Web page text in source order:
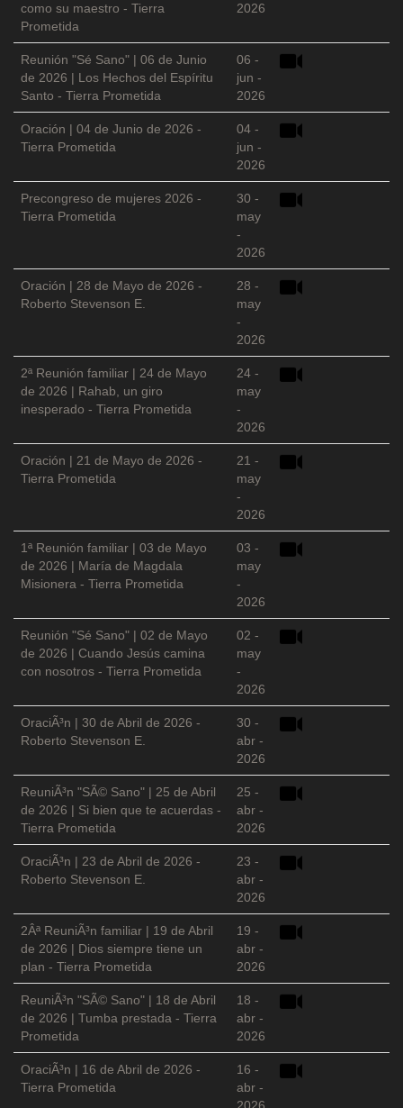
como su maestro - Tierra
Prometida
2026
Reunión "Sé Sano" | 06 de Junio
de 2026 | Los Hechos del Espíritu
Santo - Tierra Prometida
06 -
jun -
2026
Oración | 04 de Junio de 2026 -
Tierra Prometida
04 -
jun -
2026
Precongreso de mujeres 2026 -
Tierra Prometida
30 -
may
-
2026
Oración | 28 de Mayo de 2026 -
Roberto Stevenson E.
28 -
may
-
2026
2ª Reunión familiar | 24 de Mayo
de 2026 | Rahab, un giro
inesperado - Tierra Prometida
24 -
may
-
2026
Oración | 21 de Mayo de 2026 -
Tierra Prometida
21 -
may
-
2026
1ª Reunión familiar | 03 de Mayo
de 2026 | María de Magdala
Misionera - Tierra Prometida
03 -
may
-
2026
Reunión "Sé Sano" | 02 de Mayo
de 2026 | Cuando Jesús camina
con nosotros - Tierra Prometida
02 -
may
-
2026
OraciÃ³n | 30 de Abril de 2026 -
Roberto Stevenson E.
30 -
abr -
2026
ReuniÃ³n "SÃ© Sano" | 25 de Abril
de 2026 | Si bien que te acuerdas -
Tierra Prometida
25 -
abr -
2026
OraciÃ³n | 23 de Abril de 2026 -
Roberto Stevenson E.
23 -
abr -
2026
2Âª ReuniÃ³n familiar | 19 de Abril
de 2026 | Dios siempre tiene un
plan - Tierra Prometida
19 -
abr -
2026
ReuniÃ³n "SÃ© Sano" | 18 de Abril
de 2026 | Tumba prestada - Tierra
Prometida
18 -
abr -
2026
OraciÃ³n | 16 de Abril de 2026 -
Tierra Prometida
16 -
abr -